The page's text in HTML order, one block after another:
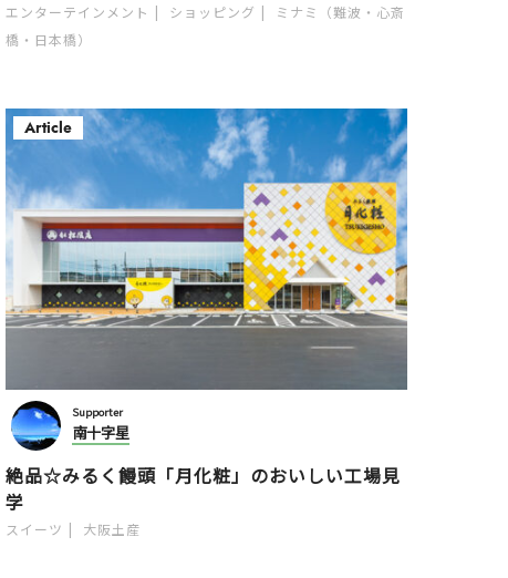
エンターテインメント ショッピング
ミナミ（難波・心斎
橋・日本橋）
Article
Supporter
南十字星
絶品☆みるく饅頭「月化粧」のおいしい工場見
学
スイーツ 大阪土産